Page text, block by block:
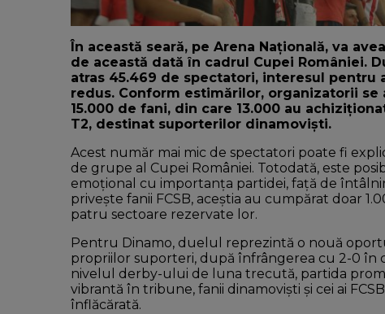
În această seară, pe Arena Națională, va
de această dată în cadrul Cupei României.
atras 45.469 de spectatori, interesul pentru
redus. Conform estimărilor, organizatorii
15.000 de fani, din care 13.000 au
T2, destinat suporterilor dinamoviști.
Acest număr mai mic de spectatori poate fi
de grupe al Cupei României. Totodată, este
emoțional cu importanța partidei, față de
privește fanii FCSB, aceștia au cumpărat doar
patru sectoare rezervate lor.
Pentru Dinamo, duelul reprezintă o nouă
propriilor suporteri, după înfrângerea cu 2-0 în
nivelul derby-ului de luna trecută, partida
vibrantă în tribune, fanii dinamoviști și cei ai
înflăcărată.